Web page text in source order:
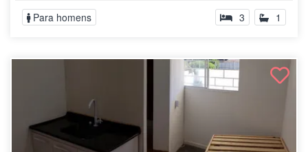
Para homens 3 1